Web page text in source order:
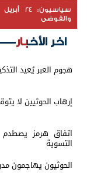
والفوضى
اخر الأخبار
هجوم العبر يُعيد
إرهاب الحوثيين لا
اتفاق هرمز
التسوية
الحوثيون يهاجمون